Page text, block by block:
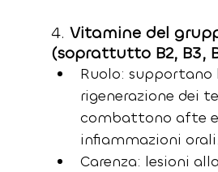
4. Vitamine del
(soprattutto B2, B3,
Ruolo: supportano
rigenerazione dei
combattono afte e
infiammazioni orali.
Carenza: lesioni